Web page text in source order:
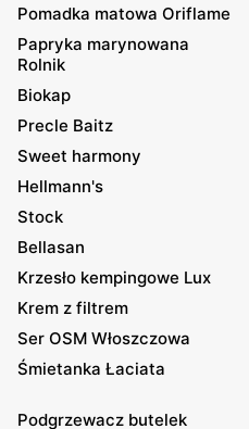
Pomadka matowa Oriflame
Papryka marynowana
Rolnik
Biokap
Precle Baitz
Sweet harmony
Hellmann's
Stock
Bellasan
Krzesło kempingowe Lux
Krem z filtrem
Ser OSM Włoszczowa
Śmietanka Łaciata
Podgrzewacz butelek